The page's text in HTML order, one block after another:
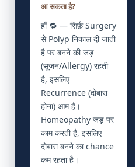
आ सकता है?
हाँ 🔁 — सिर्फ़ Surgery
से Polyp निकाल दी जाती
है पर बनने की जड़
(सूजन/Allergy) रहती
है, इसलिए
Recurrence (दोबारा
होना) आम है।
Homeopathy जड़ पर
काम करती है, इसलिए
दोबारा बनने का chance
कम रहता है।